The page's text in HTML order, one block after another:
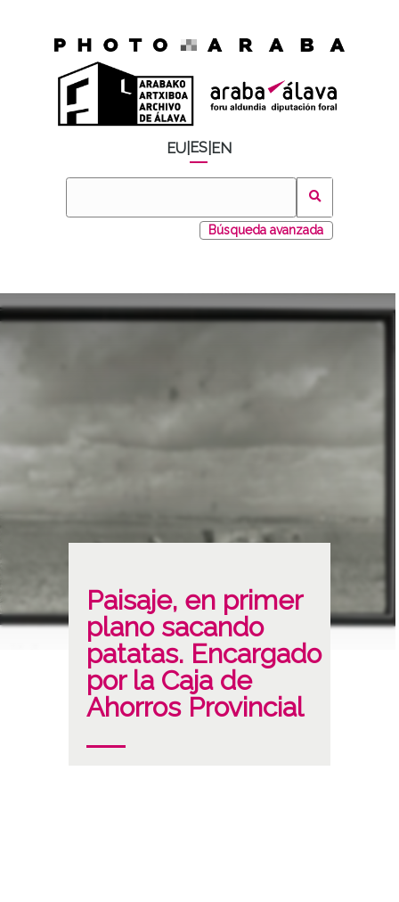
EU ES EN
Búsqueda avanzada
Paisaje, en primer
plano sacando
patatas. Encargado
por la Caja de
Ahorros Provincial